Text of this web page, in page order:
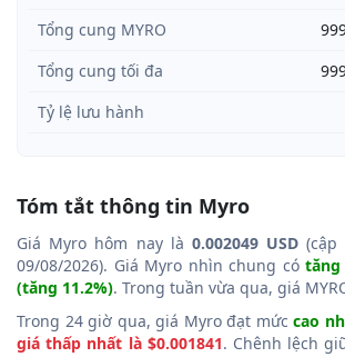
Tổng cung MYRO
Tổng cung tối đa
Tỷ lệ lưu hành
Tóm tắt thông tin Myro
Giá Myro hôm nay là 0.002049 USD (cập
09/08/2026). Giá Myro nhìn chung có
(tăng 11.2%). Trong tuần vừa qua, giá
Trong 24 giờ qua, giá Myro đạt mức cao
giá thấp nhất là $0.001841. Chênh lệch